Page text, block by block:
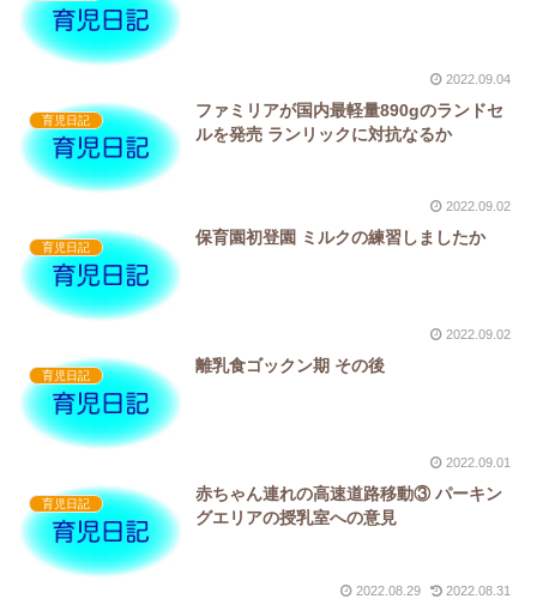
2022.09.04
育児日記
ファミリアが国内最軽量890gのランドセ
ルを発売 ランリックに対抗なるか
2022.09.02
育児日記
保育園初登園 ミルクの練習しましたか
2022.09.02
育児日記
離乳食ゴックン期 その後
2022.09.01
育児日記
赤ちゃん連れの高速道路移動③ パーキン
グエリアの授乳室への意見
2022.08.29 2022.08.31